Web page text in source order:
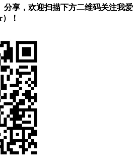
分享，欢迎扫描下方二维码关注我爱
！